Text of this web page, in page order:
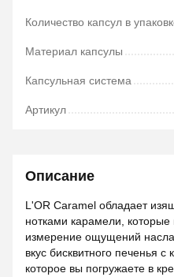
Количество капсул в
Материал капсулы
Капсульная система
Артикул
Описание
L'OR Caramel обладает
нотками карамели, которые
измерение ощущений
вкус бисквитного печенья с
которое вы погружаете в